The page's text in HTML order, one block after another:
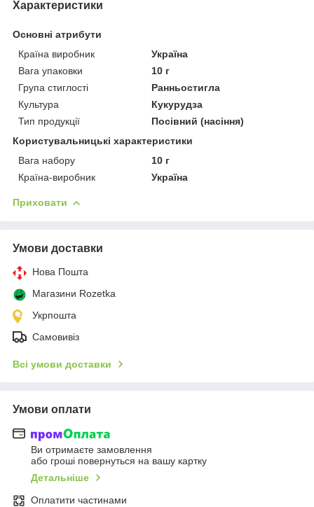
Характеристики
Основні атрибути
Країна виробник
Україна
Вага упаковки
10 г
Група стиглості
Ранньостигла
Культура
Кукурудза
Тип продукції
Посівний (насіння)
Користувальницькі характеристики
Вага набору
10 г
Країна-виробник
Україна
Приховати
Умови доставки
Нова Пошта
Магазини Rozetka
Укрпошта
Самовивіз
Всі умови доставки
Умови оплати
Ви отримаєте замовлення
або гроші повернуться на вашу картку
Детальніше
Оплатити частинами